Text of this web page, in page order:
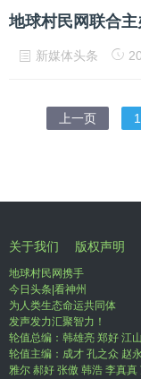
新媒体头条
上一页 1
关于我们 版权声明
地球村民网携手
今日头条|看神州
为人类生态命运共同体
发声发力汇聚智力！
轮值总编：韩雄亮 郑好 江
轮值主编：成才 孔之众 赵
雅尔 郝好 张傲 韩浩 李真真